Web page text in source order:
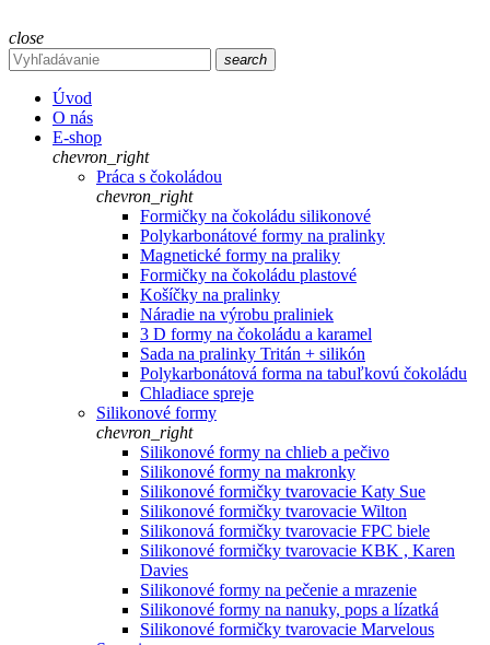
close
search
Úvod
O nás
E-shop
chevron_right
Práca s čokoládou
chevron_right
Formičky na čokoládu silikonové
Polykarbonátové formy na pralinky
Magnetické formy na praliky
Formičky na čokoládu plastové
Košíčky na pralinky
Náradie na výrobu praliniek
3 D formy na čokoládu a karamel
Sada na pralinky Tritán + silikón
Polykarbonátová forma na tabuľkovú čokoládu
Chladiace spreje
Silikonové formy
chevron_right
Silikonové formy na chlieb a pečivo
Silikonové formy na makronky
Silikonové formičky tvarovacie Katy Sue
Silikonové formičky tvarovacie Wilton
Silikonová formičky tvarovacie FPC biele
Silikonové formičky tvarovacie KBK , Karen
Davies
Silikonové formy na pečenie a mrazenie
Silikonové formy na nanuky, pops a lízatká
Silikonové formičky tvarovacie Marvelous